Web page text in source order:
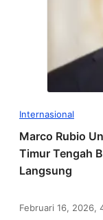
Internasional
Marco Rubio
Timur Tengah
Langsung
Februari 16, 2026,